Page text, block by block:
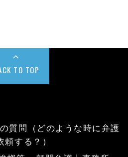
TO TOP
質問（どのような時に弁護
頼する？）